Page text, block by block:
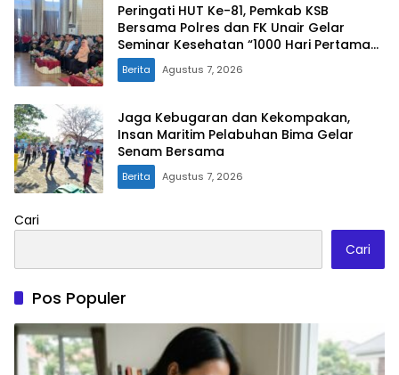
Peringati HUT Ke-81, Pemkab KSB
Bersama Polres dan FK Unair Gelar
Seminar Kesehatan “1000 Hari Pertama
Kehidupan”
Berita Agustus 7, 2026
Jaga Kebugaran dan Kekompakan,
Insan Maritim Pelabuhan Bima Gelar
Senam Bersama
Berita Agustus 7, 2026
Cari
Cari
Pos Populer